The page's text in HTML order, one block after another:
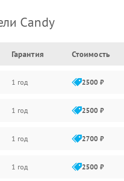
Candy
Гарантия Стоимость
1 год 2500 ₽
1 год 2500 ₽
1 год 2700 ₽
1 год 2500 ₽